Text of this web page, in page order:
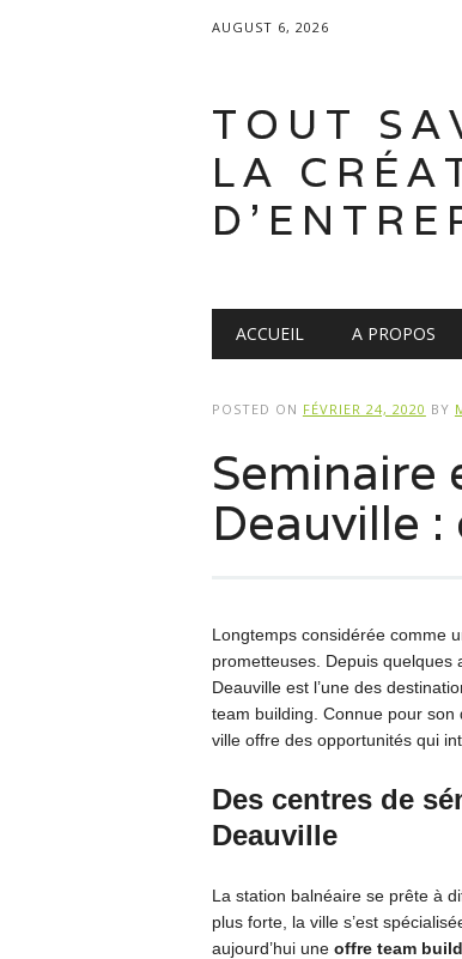
AUGUST 6, 2026
TOUT
LA
Main menu
ACCUEIL A PROPOS
POSTED ON FÉVRIER 24, 2020 BY
Seminaire
Deauville
Longtemps considérée comme
prometteuses. Depuis quelques
Deauville est l’une des
team building. Connue pour son
ville offre des opportunités qui
Des centres de
Deauville
La station balnéaire se prête à
plus forte, la ville s’est
aujourd’hui une offre team